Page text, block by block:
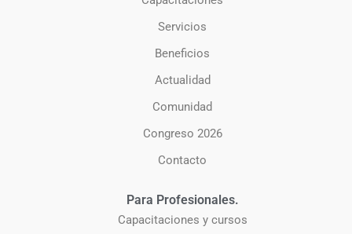
Servicios
Beneficios
Actualidad
Comunidad
Congreso 2026
Contacto
Para Profesionales.
Capacitaciones y cursos